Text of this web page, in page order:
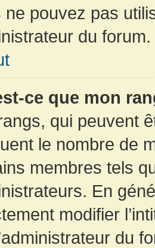
ne pouvez pas
du forum.
ce que mon
qui peuvent
le nombre de
membres tels
En
modifier
du